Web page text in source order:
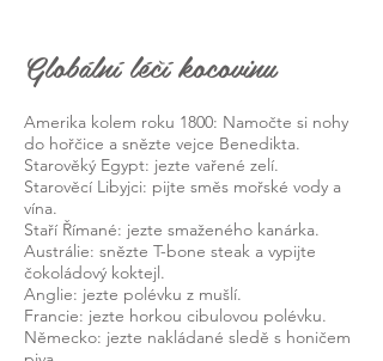
Globální léčí kocovinu
Amerika kolem roku 1800: Namočte si nohy
do hořčice a snězte vejce Benedikta.
Starověký Egypt: jezte vařené zelí.
Starověcí Libyjci: pijte směs mořské vody a
vína.
Staří Římané: jezte smaženého kanárka.
Austrálie: snězte T-bone steak a vypijte
čokoládový koktejl.
Anglie: jezte polévku z mušlí.
Francie: jezte horkou cibulovou polévku.
Německo: jezte nakládané sledě s honičem